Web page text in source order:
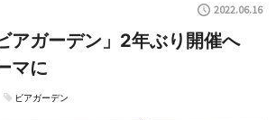
2022.06.16
アガーデン」2年ぶり開催へ
マに
ビアガーデン